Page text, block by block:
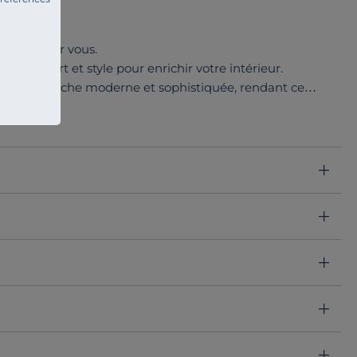
fait pour vous.
confort et style pour enrichir votre intérieur.
une touche moderne et sophistiquée, rendant ce
créer un espace convivial dans votre salon, ou
dans tous les décors.
des fauteuils fixes, des modèles relax ou encore
tous les besoins.